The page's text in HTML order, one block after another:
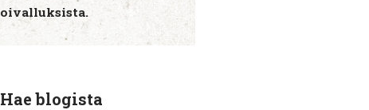
oivalluksista.
Hae blogista